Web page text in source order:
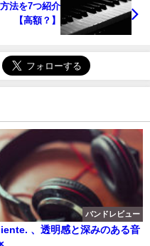
法を7つ紹介
【高額？】
バンドレビュー
、透明感と深みのある音